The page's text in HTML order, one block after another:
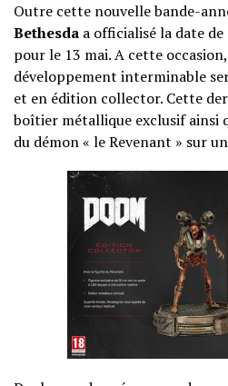
Outre cette nouvelle bande-
Bethesda a officialisé la date
pour le 13 mai. A cette occasion,
développement interminable
et en édition collector. Cette
boîtier métallique exclusif ainsi
du démon « le Revenant » sur